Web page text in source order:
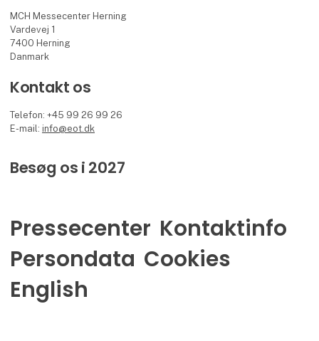
MCH Messecenter Herning
Vardevej 1
7400 Herning
Danmark
Kontakt os
Telefon: +45 99 26 99 26
E-mail: info@eot.dk
Besøg os i 2027
Pressecenter Kontaktinfo
Persondata Cookies
English